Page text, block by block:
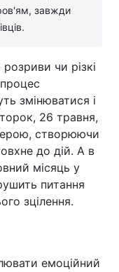
завжди
чи різкі
змінюватися і
26 травня,
створюючи
до дій. А в
місяць у
питання
зцілення.
емоційний